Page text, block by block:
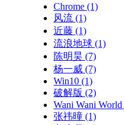
Chrome (1)
风流 (1)
近藤 (1)
流浪地球 (1)
陈明昊 (7)
杨一威 (7)
Win10 (1)
破解版 (2)
Wani Wani World
张祎曈 (1)